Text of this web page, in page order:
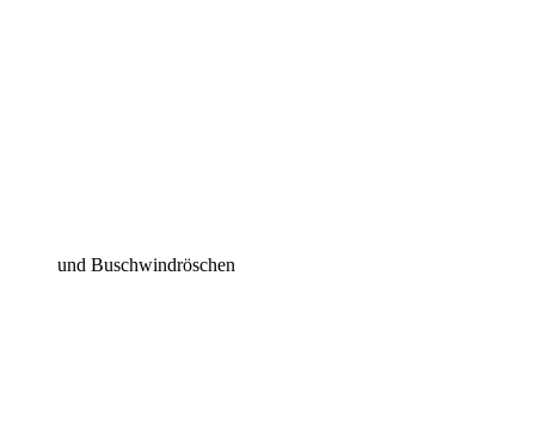
und Buschwindröschen